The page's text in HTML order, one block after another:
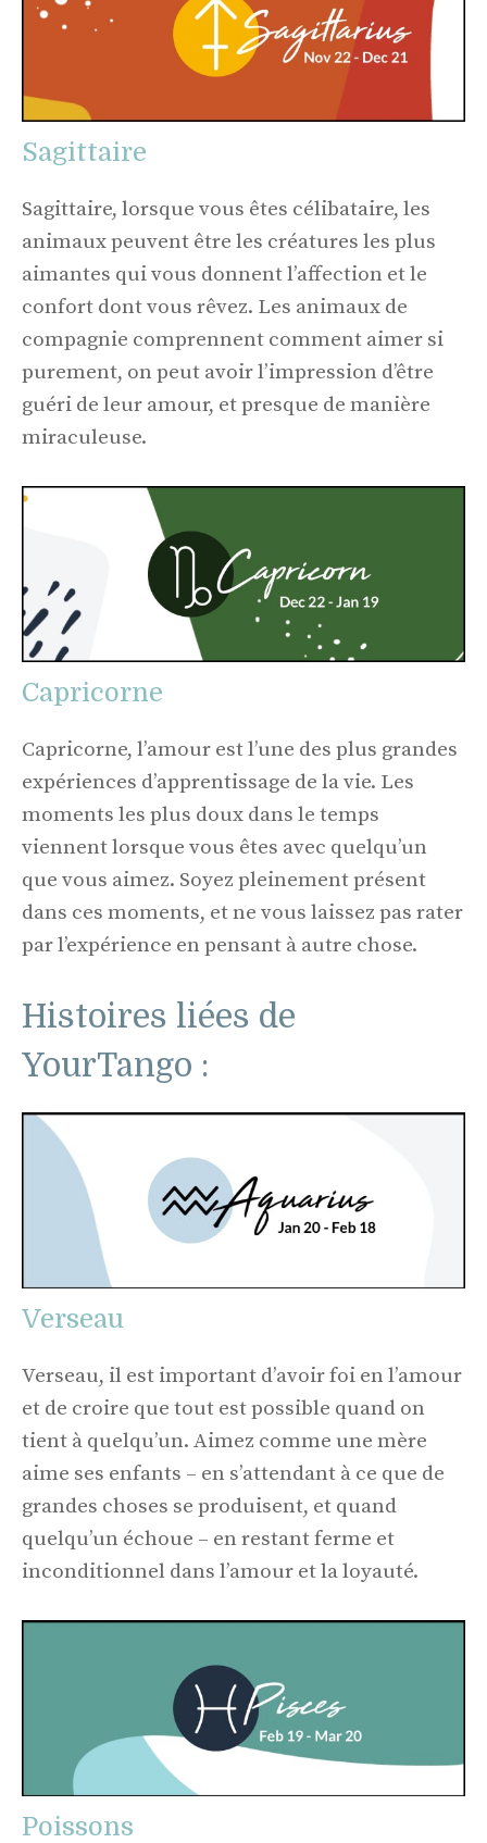
Sagittaire
Sagittaire, lorsque vous êtes célibataire, les
animaux peuvent être les créatures les plus
aimantes qui vous donnent l’affection et le
confort dont vous rêvez. Les animaux de
compagnie comprennent comment aimer si
purement, on peut avoir l’impression d’être
guéri de leur amour, et presque de manière
miraculeuse.
Capricorne
Capricorne, l’amour est l’une des plus grandes
expériences d’apprentissage de la vie. Les
moments les plus doux dans le temps
viennent lorsque vous êtes avec quelqu’un
que vous aimez. Soyez pleinement présent
dans ces moments, et ne vous laissez pas rater
par l’expérience en pensant à autre chose.
Histoires liées de
YourTango :
Verseau
Verseau, il est important d’avoir foi en l’amour
et de croire que tout est possible quand on
tient à quelqu’un. Aimez comme une mère
aime ses enfants – en s’attendant à ce que de
grandes choses se produisent, et quand
quelqu’un échoue – en restant ferme et
inconditionnel dans l’amour et la loyauté.
Poissons